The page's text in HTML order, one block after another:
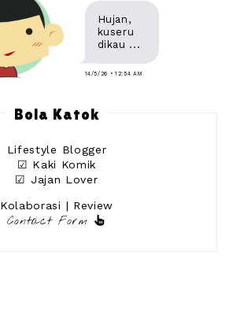
Hujan,
kuseru
dikau ...
14/5/26 • 12:54 AM
Bola Katok
Lifestyle Blogger
☑ Kaki Komik
☑ Jajan Lover
Kolaborasi | Review
Contact Form